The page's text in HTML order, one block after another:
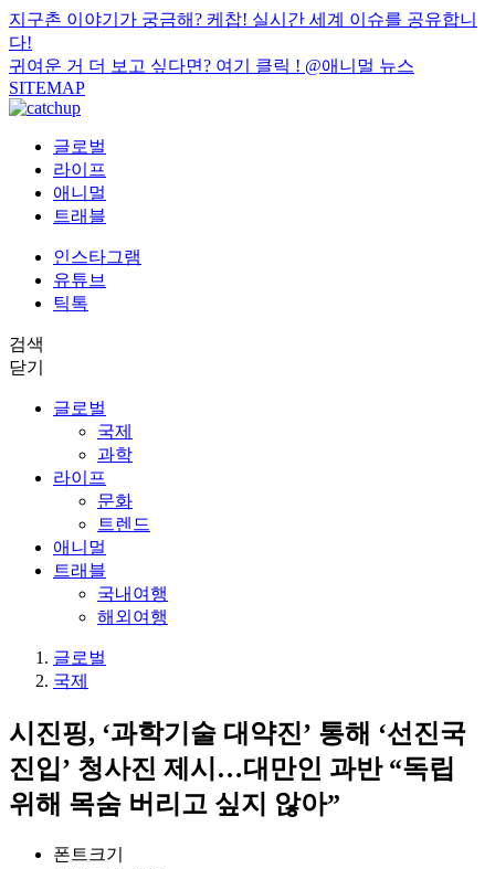
지구촌 이야기가 궁금해? 케찹! 실시간 세계 이슈를 공유합니
다!
귀여운 거 더 보고 싶다면? 여기 클릭 ! @애니멀 뉴스
SITEMAP
글로벌
라이프
애니멀
트래블
인스타그램
유튜브
틱톡
검색
닫기
글로벌
국제
과학
라이프
문화
트렌드
애니멀
트래블
국내여행
해외여행
글로벌
국제
시진핑, ‘과학기술 대약진’ 통해 ‘선진국
진입’ 청사진 제시…대만인 과반 “독립
위해 목숨 버리고 싶지 않아”
폰트크기